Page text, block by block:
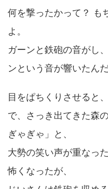
何を撃ったかって？ も
よ。
ガーンと鉄砲の音がし
ンという音が響いたんだ
目をぱちくりさせると
で、さっき出てきた森
ぎゃぎゃ」と、
大勢の笑い声が重なっ
怖くなったが、